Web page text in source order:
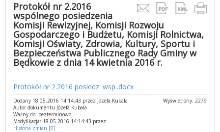
Protokół nr 2.2016
wspólnego posiedzenia
Komisji Rewizyjnej, Komisji Rozwoju
Gospodarczego i Budżetu, Komisji Rolnictwa,
Komisji Oświaty, Zdrowia, Kultury, Sportu i
Bezpieczeństwa Publicznego Rady Gminy w
Będkowie z dnia 14 kwietnia 2016 r.
Protokół nr 2.2016 posiedz. wsp..docx
Wyświetlony: 2279
Dodany 18.05.2016 14:14:43 przez Józefa Kubala
Autor dokumentu Józefa Kubala
Ważny do: bezterminowo
Modyfikacja: 18.05.2016 14:14:43 przez
Historia zmian [0]